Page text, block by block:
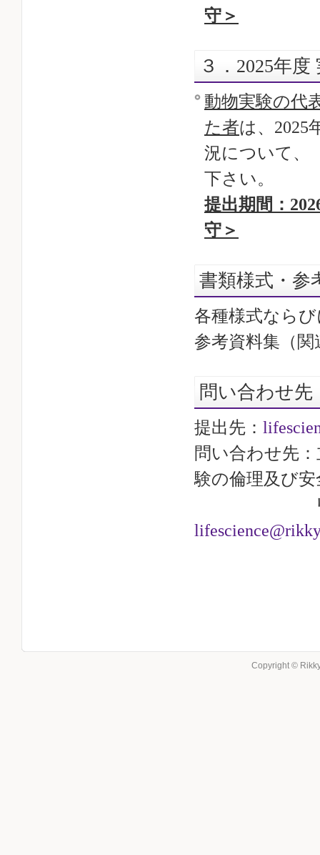
守＞
３．2025年
動物実験の代
た者は、2025
況について、
下さい。
提出期間：
守＞
書類様式・参
各種様式なら
参考資料集（
問い合わせ先
提出先：
問い合わせ先
験の倫理及び
リサーチ
Copyright ©